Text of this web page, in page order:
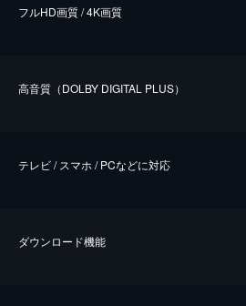
フルHD画質 / 4K画質
⾼⾳質（DOLBY DIGITAL PLUS）
テレビ / スマホ / PCなどに対応
ダウンロード機能